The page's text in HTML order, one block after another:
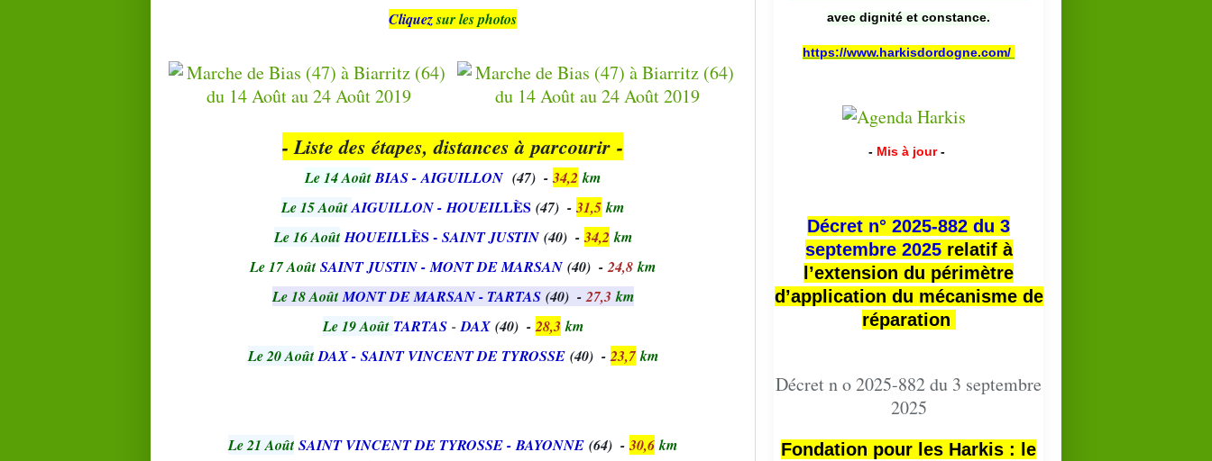
Cliquezsur les photos
- Liste des étapes, distances à parcourir -
Le 14 Août BIAS -AIGUILLON (47) -34,2 km
Le 15 AoûtAIGUILLON -HOUEILLÈS (47) -31,5 km
Le 16 Août HOUEILLÈS - SAINT JUSTIN(40) -34,2 km
Le 17 Août SAINT JUSTIN -MONT DE MARSAN (40) -24,8 km
Le 18 AoûtMONT DE MARSAN - TARTAS(40) -27,3 km
Le 19 Août TARTAS-DAX(40) -28,3 km
Le 20 Août DAX - SAINT VINCENT DE TYROSSE(40) -23,7km
Le 21 Août SAINT VINCENT DE TYROSSE -BAYONNE (64) -30,6 km
avec dignité et constance.
https://www.harkisdordogne.com/
- Mis à jour -
Décret n° 2025-882 du 3
septembre 2025relatif à
l’extension du périmètre
d’application du mécanisme de
réparation
Décret n o 2025-882 du 3 septembre
2025
Fondation pour les Harkis : le